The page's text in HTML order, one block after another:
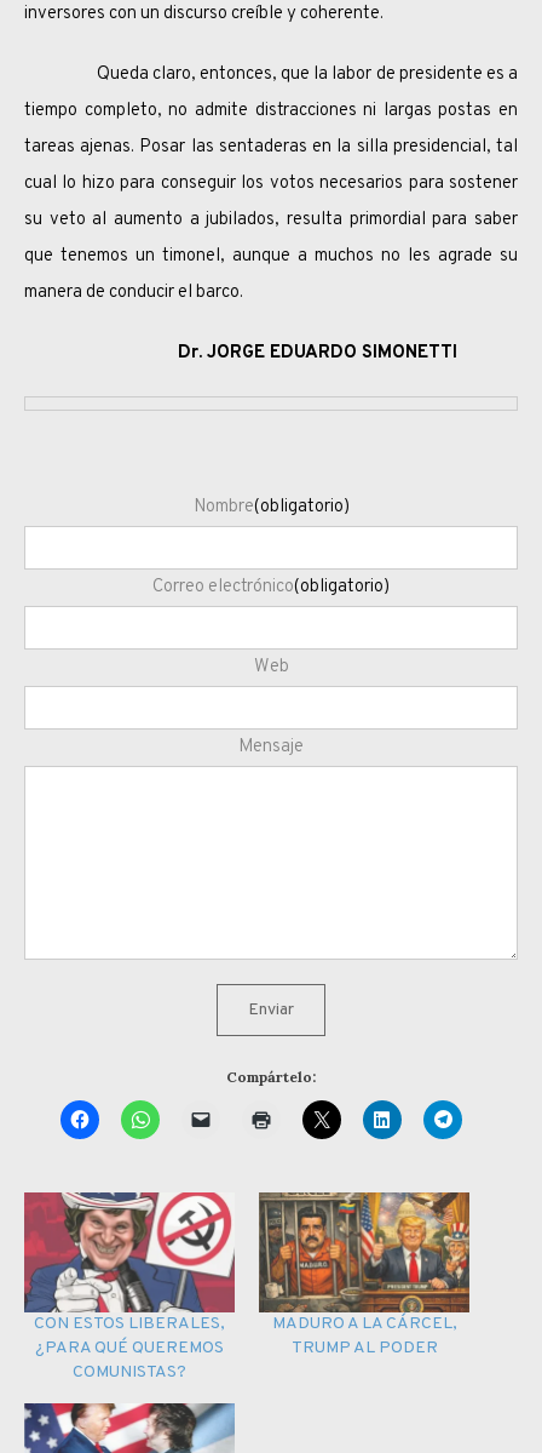
inversores con un discurso creíble y coherente.
Queda claro, entonces, que la labor de presidente es a
tiempo completo, no admite distracciones ni largas postas en
tareas ajenas. Posar las sentaderas en la silla presidencial, tal
cual lo hizo para conseguir los votos necesarios para sostener
su veto al aumento a jubilados, resulta primordial para saber
que tenemos un timonel, aunque a muchos no les agrade su
manera de conducir el barco.
Dr. JORGE EDUARDO SIMONETTI
Nombre(obligatorio)
Correo electrónico(obligatorio)
Web
Mensaje
Enviar
Compártelo:
CON ESTOS LIBERALES,
¿PARA QUÉ QUEREMOS
COMUNISTAS?
MADURO A LA CÁRCEL,
TRUMP AL PODER